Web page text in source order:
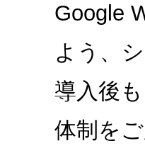
Google
よう、
導入後
体制を